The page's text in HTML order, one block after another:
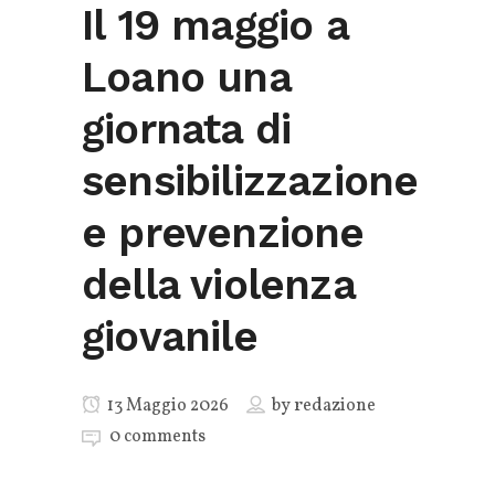
Il 19 maggio a
Loano una
giornata di
sensibilizzazione
e prevenzione
della violenza
giovanile
13 Maggio 2026 byredazione
0 comments